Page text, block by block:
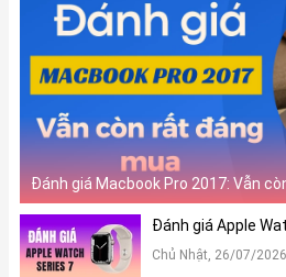
Đánh giá Macbook Pro 2017: Vẫn
Đánh giá Apple
Chủ Nhật, 26/07/2026